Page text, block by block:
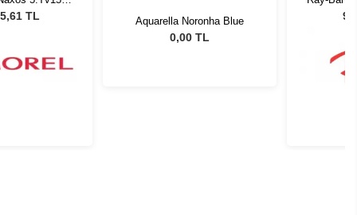
TL Aquarella Noronha Blue
0,00 TL